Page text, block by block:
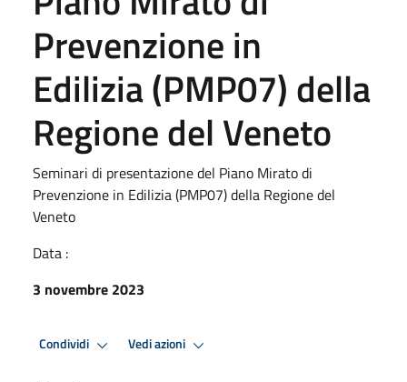
Prevenzione in
Edilizia (PMP07) della
Regione del Veneto
Seminari di presentazione del Piano Mirato di
Prevenzione in Edilizia (PMP07) della Regione del
Veneto
Data :
3 novembre 2023
Condividi Vedi azioni